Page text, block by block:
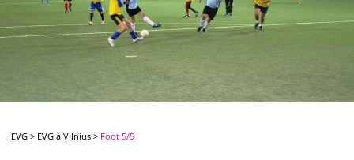
EVG > EVG à Vilnius > Foot 5/5